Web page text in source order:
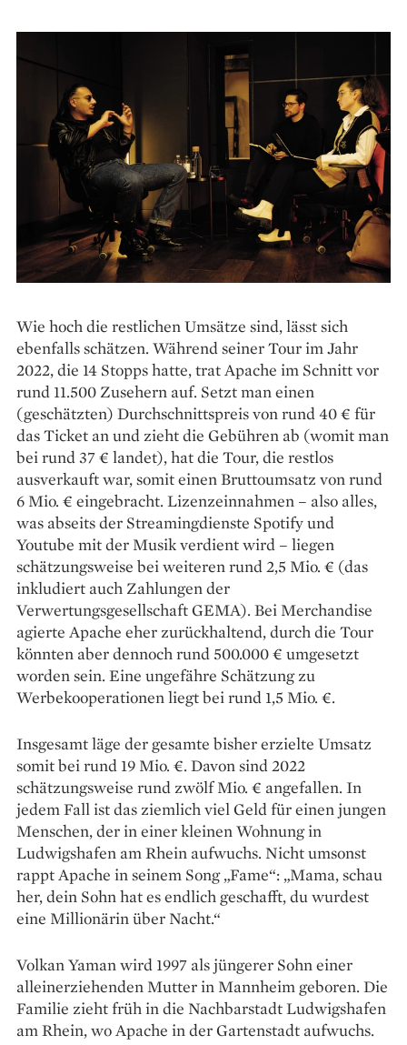
Wie hoch die restlichen Umsätze sind, lässt sich
ebenfalls schätzen. Während seiner Tour im Jahr
2022, die 14 Stopps hatte, trat Apache im Schnitt vor
rund 11.500 Zusehern auf. Setzt man einen
(geschätzten) Durchschnittspreis von rund 40 € für
das Ticket an und zieht die Gebühren ab (womit man
bei rund 37 € landet), hat die Tour, die restlos
ausverkauft war, somit einen Bruttoumsatz von rund
6 Mio. € eingebracht. Lizenzeinnahmen – also alles,
was abseits der Strea­ming­dienste Spotify und
Youtube mit der Musik verdient wird – liegen
schätzungsweise bei weiteren rund 2,5 Mio. € (das
inkludiert auch Zahlungen der
Verwertungsgesellschaft GEMA). Bei Merchandise
agierte Apache eher zurück­haltend, durch die Tour
könnten aber dennoch rund 500.000 € umgesetzt
worden sein. Eine ungefähre Schätzung zu
Werbekooperationen liegt bei rund 1,5 Mio. €.
Insgesamt läge der gesamte bisher erzielte Umsatz
somit bei rund 19 Mio. €. Davon sind 2022
schätzungsweise rund zwölf Mio. € angefallen. In
jedem Fall ist das ziemlich viel Geld für einen jungen
Menschen, der in einer kleinen Wohnung in
Ludwigshafen am Rhein aufwuchs. Nicht umsonst
rappt Apache in seinem Song „Fame“: „Mama, schau
her, dein Sohn hat es endlich geschafft, du wurdest
eine Millionärin über Nacht.“
Volkan Yaman wird 1997 als jüngerer Sohn einer
alleinerziehenden Mutter in Mannheim geboren. Die
Familie zieht früh in die Nachbarstadt Ludwigshafen
am Rhein, wo Apache in der Gartenstadt aufwuchs.